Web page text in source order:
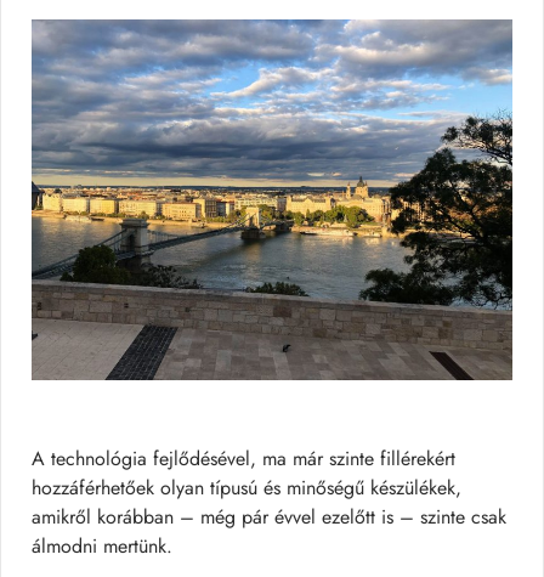
A technológia fejlődésével, ma már szinte fillérekért
hozzáférhetőek olyan típusú és minőségű készülékek,
amikről korábban – még pár évvel ezelőtt is – szinte csak
álmodni mertünk.